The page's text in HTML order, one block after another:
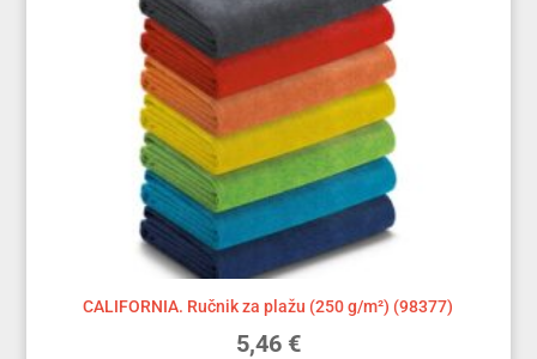
CALIFORNIA. Ručnik za plažu (250 g/m²) (98377)
5,46 €